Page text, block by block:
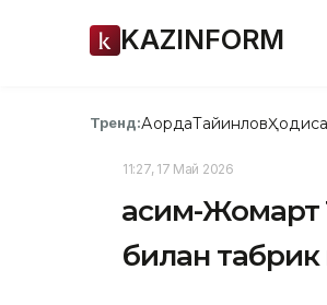
KAZINFORM
Тренд:АқордаТайинловҲодиса
11:27, 17 Май 2026
Қасим-Жомарт
билан